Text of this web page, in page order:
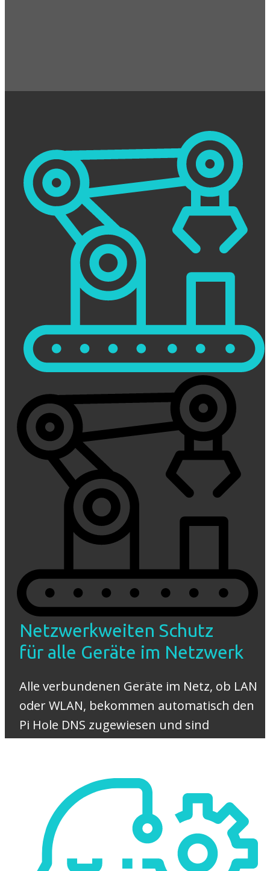
Netzwerkweiten Schutz
für alle Geräte im Netzwerk
Alle verbundenen Geräte im Netz, ob LAN
oder WLAN, bekommen automatisch den
Pi Hole DNS zugewiesen und sind